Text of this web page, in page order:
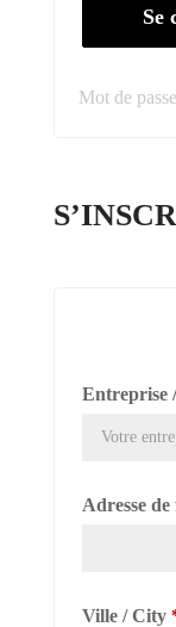
Se
Mot de
Entreprise
Adresse
Ville / City